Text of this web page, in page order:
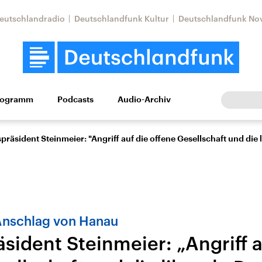
Deutschlandfunk Kultur Deutschlandfunk
Wissen Kultur Europa
Beiträge,
Nahostkonflikt
Iran
Aktuelle Lage und
Podcasts Audio-Archiv
Steinmeier: "Angriff auf die offene Gesellschaft und die
von Hanau
Steinmeier: „Angriff